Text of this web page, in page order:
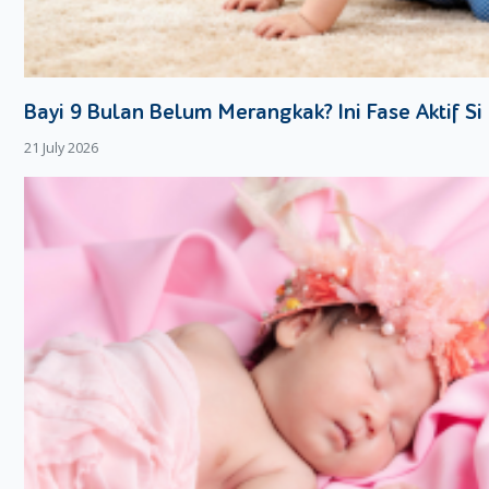
Mengetahui usia kehamilan secara tepat sangat penting untuk
Si Kecil dan memastikan kesehatan Moms. Cara paling umum
kehamilan adalah dengan metode Hari Pertama Haid Terakhir
bagi wanita dengan siklus menstruasi teratur selama 28 hari.
Namun, karena siklus haid setiap wanita bisa berbeda,
membantu. Berikut beberapa cara untuk melacak siklus dan
Mencatat Tanggal Menstruasi . Gunakan buku catatan
menstruasi.
Bayi 9 Bulan Belum Merangkak? Ini Fase Aktif
21 July 2026